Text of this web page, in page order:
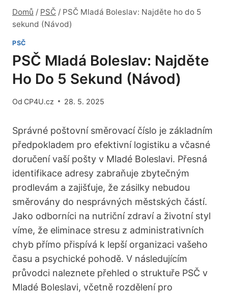
Domů / PSČ / PSČ Mladá Boleslav: Najděte ho do 5
sekund (Návod)
PSČ
PSČ Mladá Boleslav: Najděte
Ho Do 5 Sekund (Návod)
Od CP4U.cz 28. 5. 2025
Správné poštovní směrovací číslo je základním
předpokladem pro efektivní logistiku a včasné
doručení vaší pošty v Mladé Boleslavi. Přesná
identifikace adresy zabraňuje zbytečným
prodlevám a zajišťuje, že zásilky nebudou
směrovány do nesprávných městských částí.
Jako odborníci na nutriční zdraví a životní styl
víme, že eliminace stresu z administrativních
chyb přímo přispívá k lepší organizaci vašeho
času a psychické pohodě. V následujícím
průvodci naleznete přehled o struktuře PSČ v
Mladé Boleslavi, včetně rozdělení pro